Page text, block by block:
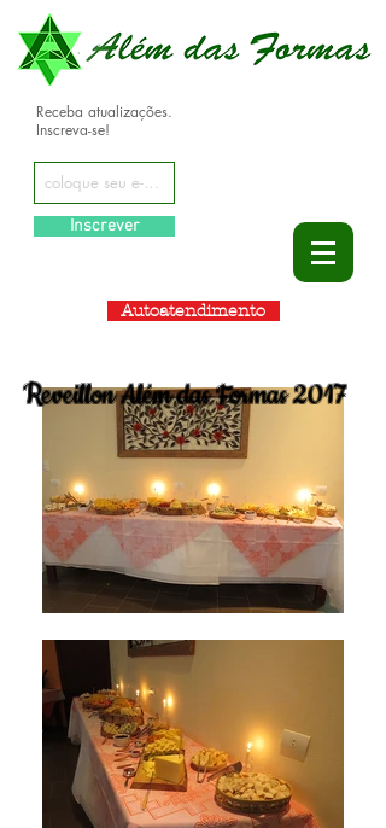
Receba atualizações.
Inscreva-se!
Inscrever
Autoatendimento
Reveillon Além das Formas 2017